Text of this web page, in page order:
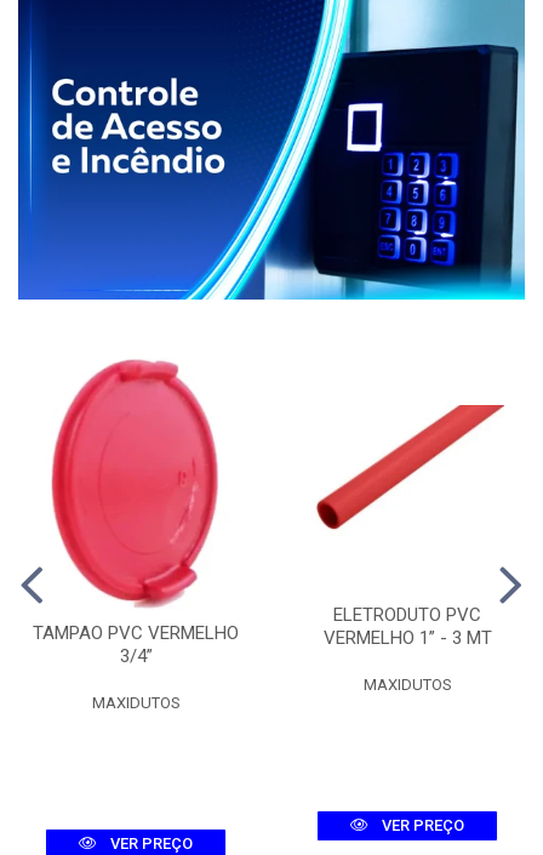
TAMPAO PVC VERMELHO
3/4”
MAXIDUTOS
VER PREÇO
ELETRODUTO PVC
VERMELHO 1” - 3 MT
MAXIDUTOS
VER PREÇO